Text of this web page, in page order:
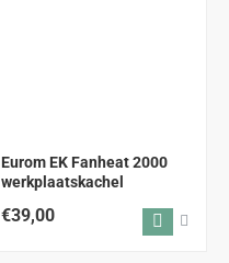
Eurom EK Fanheat 2000
werkplaatskachel
€39,00